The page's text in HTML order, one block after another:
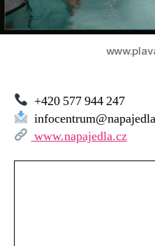
+420 577 944 247
www.napajedla.cz